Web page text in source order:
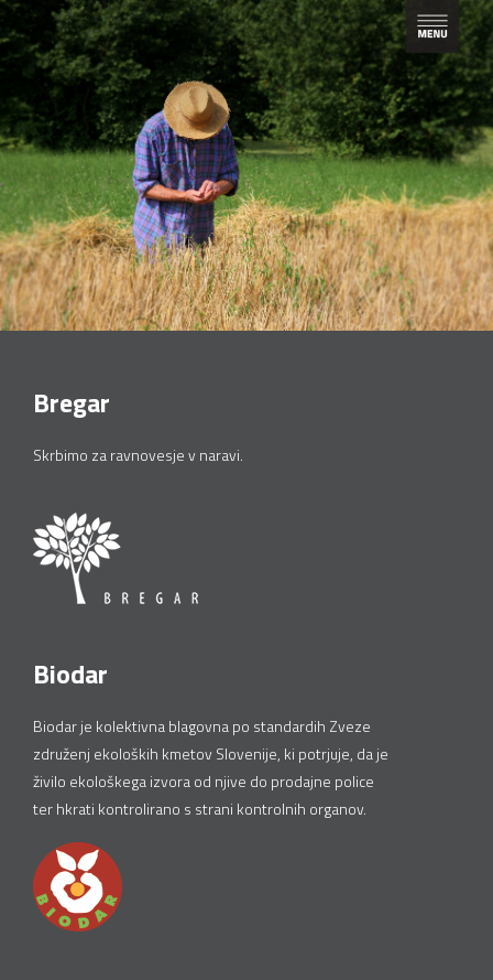
Bregar
Skrbimo za ravnovesje v naravi.
Biodar
Biodar je kolektivna blagovna po standardih Zveze
združenj ekoloških kmetov Slovenije, ki potrjuje, da je
živilo ekološkega izvora od njive do prodajne police
ter hkrati kontrolirano s strani kontrolnih organov.